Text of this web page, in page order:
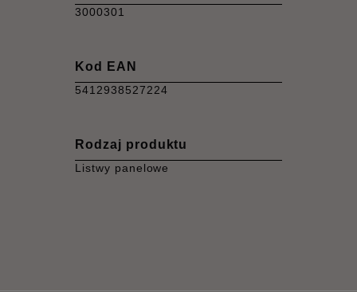
3000301
Kod EAN
5412938527224
Rodzaj produktu
Listwy panelowe